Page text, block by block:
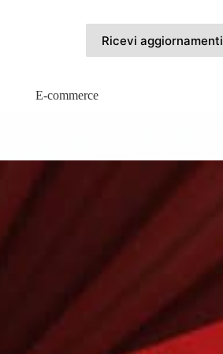
Ricevi aggiornamenti
E-commerce